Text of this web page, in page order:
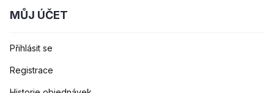
MŮJ ÚČET
Přihlásit se
Registrace